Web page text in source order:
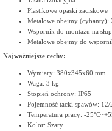
Plastikowe opaski zaciskowe
Metalowe obejmy (cybanty):
Wspornik do montażu na
Metalowe obejmy do
Najważniejsze cechy:
Wymiary: 380x345x60 mm
Waga: 3 kg
Stopień ochrony: IP65
Pojemność tacki spawów: 12/
Temperatura pracy: -
Kolor: Szary